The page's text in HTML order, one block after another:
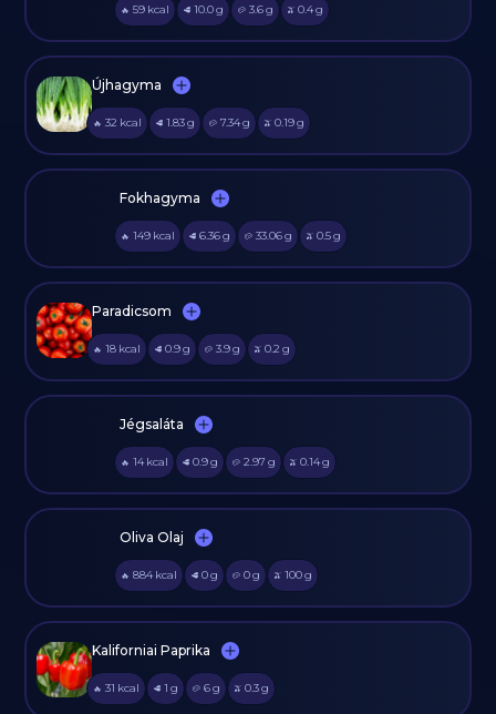
🔥 59 kcal 🥩 10.0g 🥔 3.6g 🫒 0.4g
Újhagyma
🔥 32 kcal 🥩 1.83g 🥔 7.34g 🫒 0.19g
Fokhagyma
🔥 149 kcal 🥩 6.36g 🥔 33.06g 🫒 0.5g
Paradicsom
🔥 18 kcal 🥩 0.9g 🥔 3.9g 🫒 0.2 g
Jégsaláta
🔥 14 kcal 🥩 0.9g 🥔 2.97 g 🫒 0.14g
Oliva Olaj
🔥 884 kcal 🥩 0g 🥔 0g 🫒 100g
Kaliforniai Paprika
🔥 31 kcal 🥩 1 g 🥔 6g 🫒 0.3g